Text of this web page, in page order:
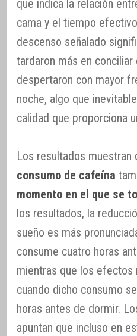
que indica la relación
cama y el tiempo
descenso señalado
tardaron más en conciliar
despertaron con mayor
noche, algo que
calidad que proporciona
Los resultados muestran
consumo de cafeína
momento en el que se
los resultados, la
sueño es más
consume cuatro horas
mientras que los efectos
cuando dicho consumo
horas antes de dormir.
apuntan que incluso en